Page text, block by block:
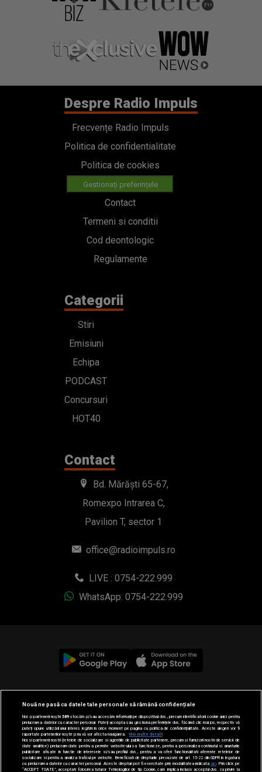
Despre Radio Impuls
Frecvențe Radio Impuls
Politica de confidentialitate
Politica de cookies
Gestionați preferințele
Contact
Termeni si conditii
Cod deontologic
Regulamente
Categorii
Stiri
Emisiuni
Echipa
PODCAST
Concursuri
HOT40
Contact
Bd. Mărăști 65-67,
Romexpo Intrarea C,
Pavilion T, sector 1
office@radioimpuls.ro
LIVE : 0754-222.999
WhatsApp: 0754-222.999
© 2019-2026 DOGAN MEDIA INTERNATIONAL SA, Toate
drepturile rezervate.
Nouă ne pasă ca datele tale personale să rămână confidențiale
Noi și partenerii noștri589stocăm și/sau accesăm informații pe dispozitivul dvs., precum identificatorii cookie unici pentru
prelucrarea datelor cu caracter personal. Puteți accepta sau gestiona preferințele dvs. făcând clic mai jos, respectiv vă
puteți opune utilizării unui interes legitim în orice moment pe pagina cu politica de confidențialitate. Aceste alegeri vor fi
raportate partenerilor noștri și nu vă vor afecta navigarea.
Mai multe detalii
Noi si partenerii nostri (retelele de socializare si agentiile de publicitate partenere, precum si furnizorii nostri de servicii de
date analitice) prelucram date pentru a permite website-ului sa functioneze, pentru a personaliza continutul si anunturile
publicitare afisate in functie de interesele si/sau profilul dvs., pentru a va oferi functionalitati aferente retelelor de
socializare si pentru a analiza traficul pe website. Beneficiati de drepturile prevazute de art. 15-22 din GDPR in legatura
cu prelucrarea datelor cu caracter personal. Aceste drepturi pot fi exercitate prin modalitatea indicataaici . Prin click pe
“ACCEPT TOATE”, acceptati folosirea tuturor Tehnologiilor de tip Cookie, care implica inclusiv acceptul dvs. cu privire la